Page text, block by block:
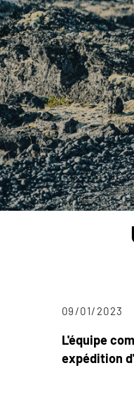
09/01/2023
L'équipe
expédition